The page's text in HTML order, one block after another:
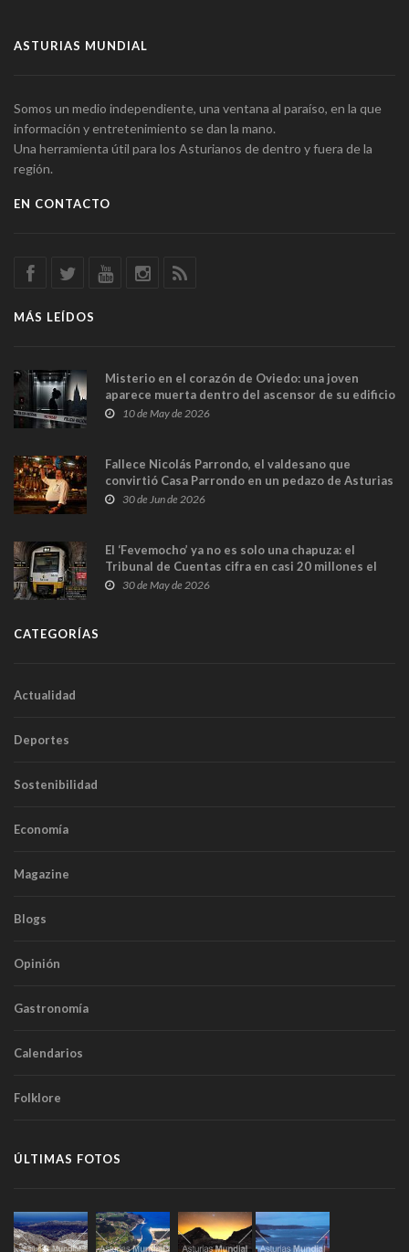
ASTURIAS MUNDIAL
Somos un medio independiente, una ventana al paraíso, en la que
información y entretenimiento se dan la mano.
Una herramienta útil para los Asturianos de dentro y fuera de la
región.
EN CONTACTO
MÁS LEÍDOS
Misterio en el corazón de Oviedo: una joven
aparece muerta dentro del ascensor de su edificio
y las cámaras captan sus últimos minutos
10 de May de 2026
Fallece Nicolás Parrondo, el valdesano que
convirtió Casa Parrondo en un pedazo de Asturias
en Madrid
30 de Jun de 2026
El ‘Fevemocho’ ya no es solo una chapuza: el
Tribunal de Cuentas cifra en casi 20 millones el
sobrecoste de los trenes que no cabían por los
30 de May de 2026
CATEGORÍAS
Actualidad
Deportes
Sostenibilidad
Economía
Magazine
Blogs
Opinión
Gastronomía
Calendarios
Folklore
ÚLTIMAS FOTOS